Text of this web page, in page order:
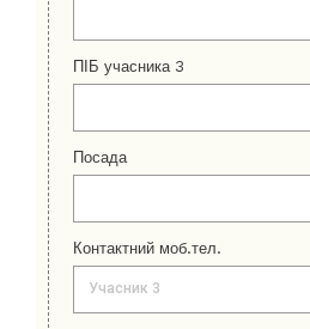
ПІБ учасника 3
Посада
Контактний моб.тел.